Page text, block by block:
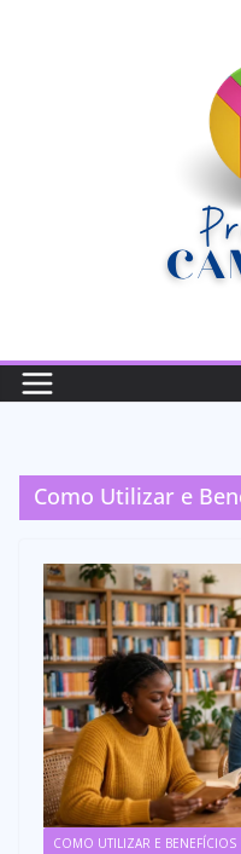
Como Utilizar e
COMO UTILIZAR E BENEFÍCIOS